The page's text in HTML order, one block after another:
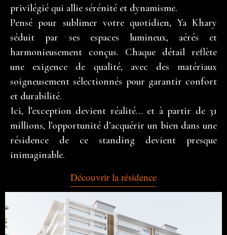
privilégié qui allie sérénité et dynamisme.
Pensé pour sublimer votre quotidien, Ya Khary
séduit par ses espaces lumineux, aérés et
harmonieusement conçus. Chaque détail reflète
une exigence de qualité, avec des matériaux
soigneusement sélectionnés pour garantir confort
et durabilité.
Ici, l’exception devient réalité… et à partir de 31
millions, l’opportunité d’acquérir un bien dans une
résidence de ce standing devient presque
inimaginable.
Découvrir la résidence